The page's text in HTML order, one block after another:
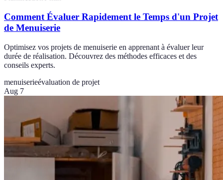
Comment Évaluer Rapidement le Temps d'un Projet
de Menuiserie
Optimisez vos projets de menuiserie en apprenant à évaluer leur
durée de réalisation. Découvrez des méthodes efficaces et des
conseils experts.
menuiserieévaluation de projet
Aug 7